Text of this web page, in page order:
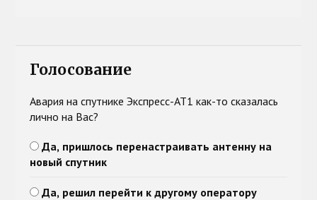
Голосование
Авария на спутнике Экспресс-АТ1 как-то сказалась
лично на Вас?
Да, пришлось перенастраивать антенну на
новый спутник
Да, решил перейти к другому оператору